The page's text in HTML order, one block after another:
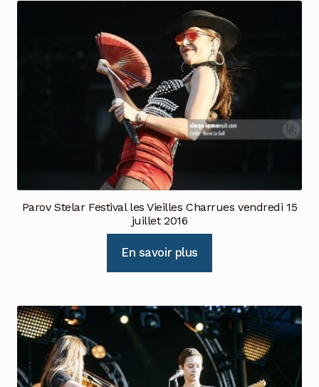
Parov Stelar Festival les Vieilles Charrues vendredi 15
juillet 2016
En savoir plus